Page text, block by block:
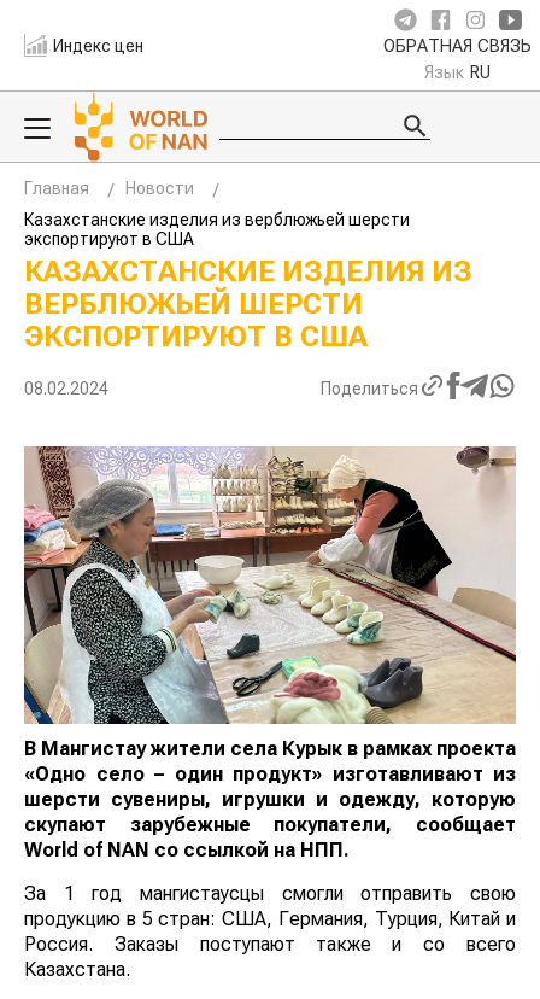
Индекс цен ОБРАТНАЯ СВЯЗЬ
Язык RU
Главная
Новости
Казахстанские изделия из верблюжьей шерсти
экспортируют в США
КАЗАХСТАНСКИЕ ИЗДЕЛИЯ ИЗ
ВЕРБЛЮЖЬЕЙ ШЕРСТИ
ЭКСПОРТИРУЮТ В США
08.02.2024 Поделиться
В Мангистау жители села Курык в рамках проекта
«Одно село – один продукт» изготавливают из
шерсти сувениры, игрушки и одежду, которую
скупают зарубежные покупатели, сообщает
World of NAN со ссылкой на НПП.
За 1 год мангистаусцы смогли отправить свою
продукцию в 5 стран: США, Германия, Турция, Китай и
Россия. Заказы поступают также и со всего
Казахстана.